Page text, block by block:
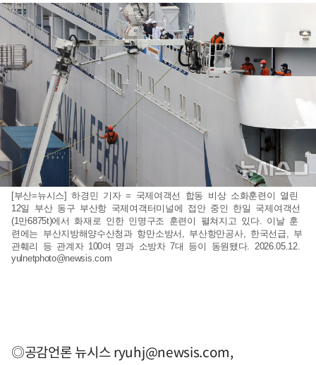
[부산=뉴시스] 하경민 기자 = 국제여객선 합동 비상 소화훈련이 열린
12일 부산 동구 부산항 국제여객터미널에 접안 중인 한일 국제여객선
(1만6875t)에서 화재로 인한 인명구조 훈련이 펼쳐지고 있다. 이날 훈
련에는 부산지방해양수산청과 항만소방서, 부산항만공사, 한국선급, 부
관훼리 등 관계자 100여 명과 소방차 7대 등이 동원됐다. 2026.05.12.
yulnetphoto@newsis.com
◎공감언론 뉴시스ryuhj@newsis.com,